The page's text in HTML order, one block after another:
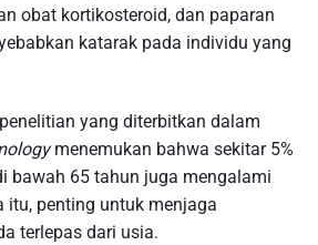
obat kortikosteroid, dan paparan
katarak pada individu yang
yang diterbitkan dalam
menemukan bahwa sekitar 5%
bawah 65 tahun juga mengalami
itu, penting untuk menjaga
terlepas dari usia.